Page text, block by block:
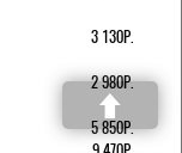
3 130Р.
2 980Р.
5 850Р.